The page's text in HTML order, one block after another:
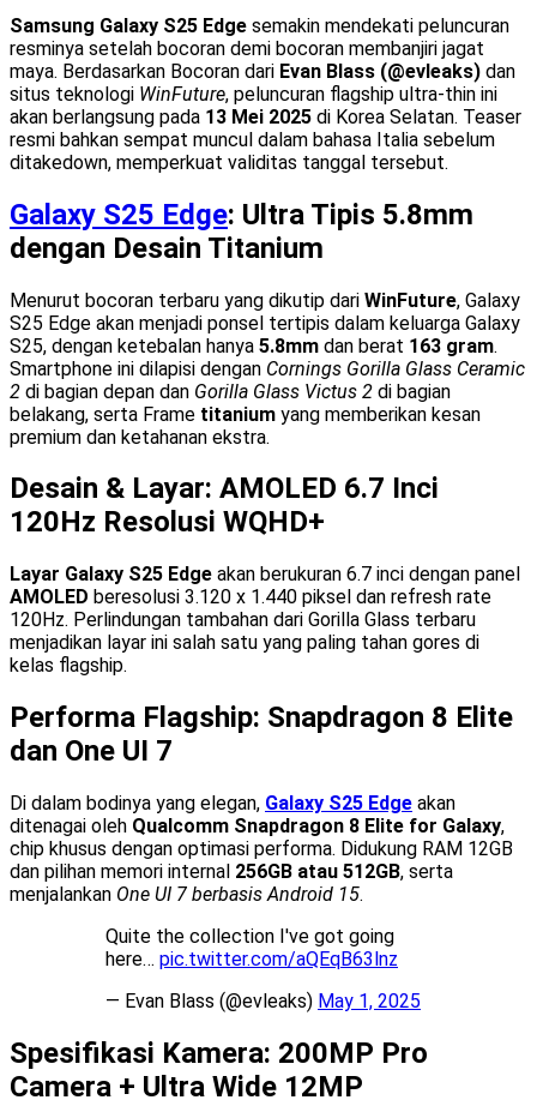
Samsung Galaxy S25 Edge semakin mendekati peluncuran
resminya setelah bocoran demi bocoran membanjiri jagat
maya. Berdasarkan Bocoran dari Evan Blass (@evleaks) dan
situs teknologi WinFuture, peluncuran flagship ultra-thin ini
akan berlangsung pada 13 Mei 2025 di Korea Selatan. Teaser
resmi bahkan sempat muncul dalam bahasa Italia sebelum
ditakedown, memperkuat validitas tanggal tersebut.
Galaxy S25 Edge: Ultra Tipis 5.8mm
dengan Desain Titanium
Menurut bocoran terbaru yang dikutip dari WinFuture, Galaxy
S25 Edge akan menjadi ponsel tertipis dalam keluarga Galaxy
S25, dengan ketebalan hanya 5.8mm dan berat 163 gram.
Smartphone ini dilapisi dengan Cornings Gorilla Glass Ceramic
2 di bagian depan dan Gorilla Glass Victus 2 di bagian
belakang, serta Frame titanium yang memberikan kesan
premium dan ketahanan ekstra.
Desain & Layar: AMOLED 6.7 Inci
120Hz Resolusi WQHD+
Layar Galaxy S25 Edge akan berukuran 6.7 inci dengan panel
AMOLED beresolusi 3.120 x 1.440 piksel dan refresh rate
120Hz. Perlindungan tambahan dari Gorilla Glass terbaru
menjadikan layar ini salah satu yang paling tahan gores di
kelas flagship.
Performa Flagship: Snapdragon 8 Elite
dan One UI 7
Di dalam bodinya yang elegan, Galaxy S25 Edge akan
ditenagai oleh Qualcomm Snapdragon 8 Elite for Galaxy,
chip khusus dengan optimasi performa. Didukung RAM 12GB
dan pilihan memori internal 256GB atau 512GB, serta
menjalankan One UI 7 berbasis Android 15.
Quite the collection I've got going
here… pic.twitter.com/aQEqB63lnz
— Evan Blass (@evleaks) May 1, 2025
Spesifikasi Kamera: 200MP Pro
Camera + Ultra Wide 12MP